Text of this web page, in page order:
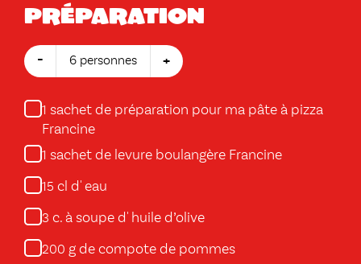
Préparation
- 6 personnes +
1 sachet de préparation pour ma pâte à pizza
Francine
1 sachet de levure boulangère Francine
15 cl d' eau
3 c. à soupe d' huile d’olive
200 g de compote de pommes